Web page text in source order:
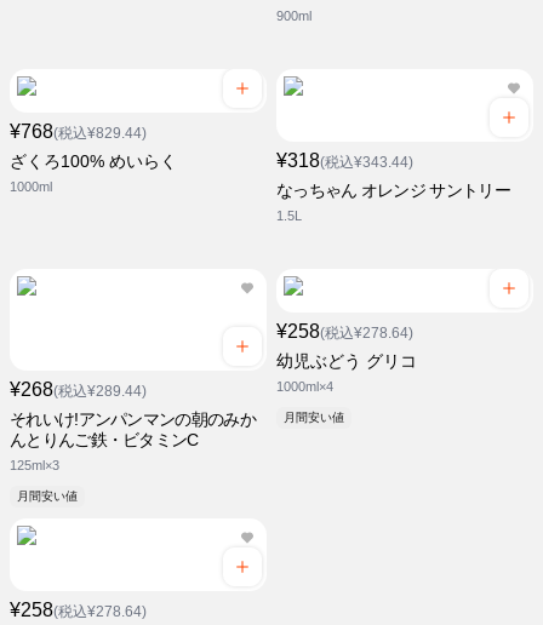
900ml
¥768(税込¥829.44)
ざくろ100% めいらく
1000ml
¥318(税込¥343.44)
なっちゃん オレンジ サントリー
1.5L
¥268(税込¥289.44)
それいけ!アンパンマンの朝のみか
んとりんご鉄・ビタミンC
125ml×3
月間安い値
¥258(税込¥278.64)
幼児ぶどう グリコ
1000ml×4
月間安い値
¥258(税込¥278.64)